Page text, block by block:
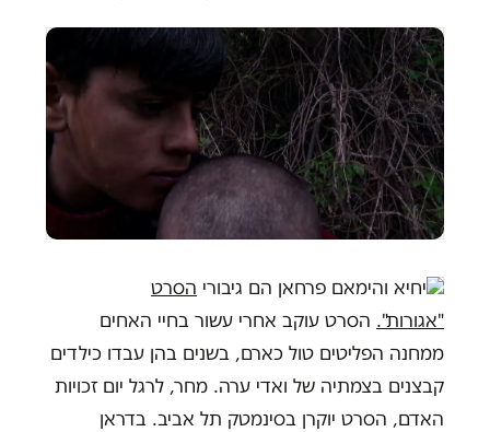
יחיא והימאם פרחאן הם גיבורי הסרט
"אגורות". הסרט עוקב אחרי עשור בחיי האחים
ממחנה הפליטים טול כארם, בשנים בהן עבדו כילדים
קבצנים בצמתיה של ואדי ערה. מחר, לרגל יום זכויות
האדם, הסרט יוקרן בסינמטק תל אביב. בדראן